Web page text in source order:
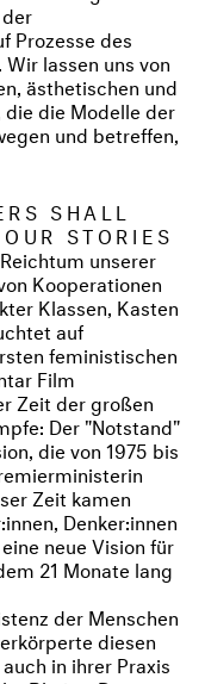
Prozesse des
lassen uns von
ästhetischen und
die Modelle der
und betreffen,
SHALL
STORIES
unserer
Kooperationen
Klassen, Kasten
auf
feministischen
Film
Zeit der großen
Der "Notstand"
die von 1975 bis
Zeit kamen
Denker:innen
neue Vision für
21 Monate lang
der Menschen
diesen
in ihrer Praxis